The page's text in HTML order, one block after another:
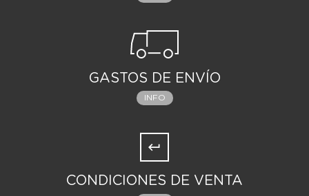
GASTOS DE ENVÍO
INFO
CONDICIONES DE VENTA